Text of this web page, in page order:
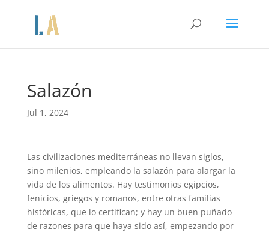
Salazón
Jul 1, 2024
Las civilizaciones mediterráneas no llevan siglos,
sino milenios, empleando la salazón para alargar la
vida de los alimentos. Hay testimonios egipcios,
fenicios, griegos y romanos, entre otras familias
históricas, que lo certifican; y hay un buen puñado
de razones para que haya sido así, empezando por